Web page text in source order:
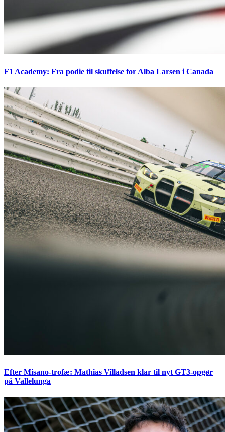
F1 Academy: Fra podie til skuffelse for Alba Larsen i Canada
Efter Misano-trofæ: Mathias Villadsen klar til nyt GT3-opgør
på Vallelunga